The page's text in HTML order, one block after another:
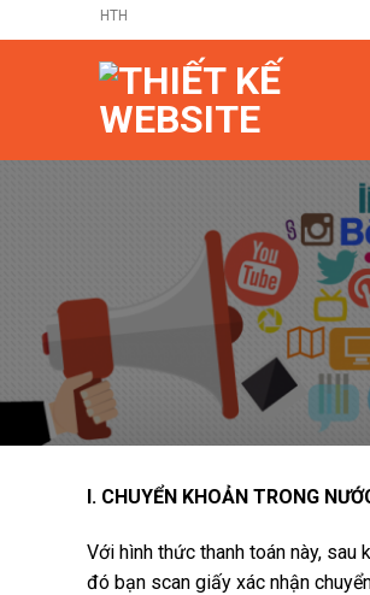
to
I. CHUYỂN KHOẢN TRONG
Với hình thức thanh toán này,
đó bạn scan giấy xác nhận